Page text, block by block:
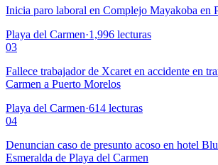
Inicia paro laboral en Complejo Mayakoba en
Playa del Carmen·1,996 lecturas
03
Fallece trabajador de Xcaret en accidente en
Carmen a Puerto Morelos
Playa del Carmen·614 lecturas
04
Denuncian caso de presunto acoso en hotel
Esmeralda de Playa del Carmen